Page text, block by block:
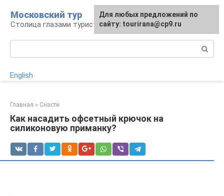
контенту
Московский тур
Столица глазами туриста
English
Главная » Снасти
Как насадить офсетный крючок на
силиконовую приманку?
Для любых предложений по
сайту: tourirana@cp9.ru